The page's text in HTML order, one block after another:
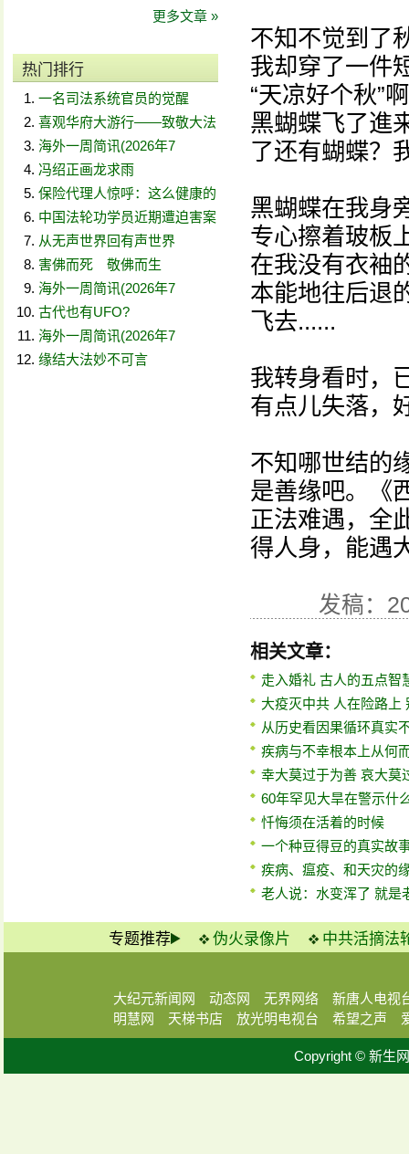
更多文章 »
热门排行
一名司法系统官员的觉醒
喜观华府大游行——致敬大法
海外一周简讯(2026年7
冯绍正画龙求雨
保险代理人惊呼：这么健康的
中国法轮功学员近期遭迫害案
从无声世界回有声世界
害佛而死 敬佛而生
海外一周简讯(2026年7
古代也有UFO?
海外一周简讯(2026年7
缘结大法妙不可言
不知不觉到了
我却穿了一件
“天凉好个秋”
黑蝴蝶飞了進
了还有蝴蝶？
黑蝴蝶在我身
专心擦着玻板
在我没有衣袖
本能地往后退
飞去......
我转身看时，
有点儿失落，
不知哪世结的
是善缘吧。《
正法难遇，全
得人身，能遇
发稿：
相关文章：
走入婚礼 古人的五点智
大疫灭中共 人在险路上
从历史看因果循环真实
疾病与不幸根本上从何
幸大莫过于为善 哀大莫
60年罕见大旱在警示什
忏悔须在活着的时候
一个种豆得豆的真实故
疾病、瘟疫、和天灾的
老人说：水变浑了 就是
专题推荐 伪火录像片 中共活摘法
大纪元新闻网 动态网 无界网络
新唐人电视
明慧网
天梯书店 放光明电视台 希望之声
Copyright © 新生